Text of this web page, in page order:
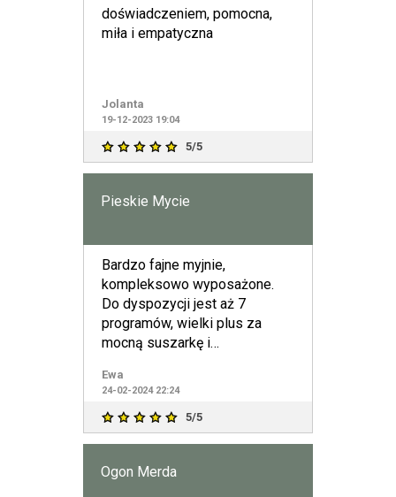
doświadczeniem, pomocna,
miła i empatyczna
Jolanta
19-12-2023 19:04
5/5
Pieskie Mycie
Bardzo fajne myjnie,
kompleksowo wyposażone.
Do dyspozycji jest aż 7
programów, wielki plus za
mocną suszarkę i
na Pradze oraz na
Ewa
24-02-2024 22:24
5/5
Ogon Merda